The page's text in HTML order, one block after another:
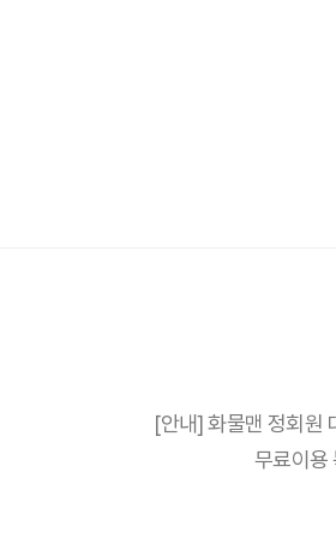
[안내] 화물맨 정회원
무료이용